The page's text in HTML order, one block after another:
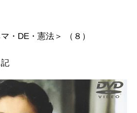
・DE・憲法＞ （８）